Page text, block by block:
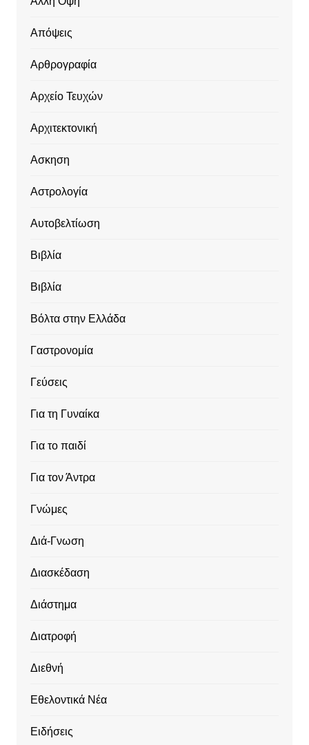
Απόψεις
Αρθρογραφία
Αρχείο Τευχών
Αρχιτεκτονική
Ασκηση
Αστρολογία
Αυτοβελτίωση
Βιβλία
Βιβλία
Βόλτα στην Ελλάδα
Γαστρονομία
Γεύσεις
Για τη Γυναίκα
Για το παιδί
Για τον Άντρα
Γνώμες
Διά-Γνωση
Διασκέδαση
Διάστημα
Διατροφή
Διεθνή
Εθελοντικά Νέα
Ειδήσεις